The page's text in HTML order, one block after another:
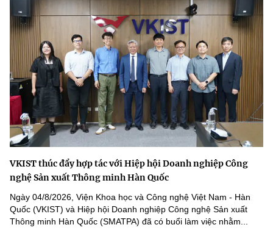
VKIST thúc đẩy hợp tác với Hiệp hội Doanh nghiệp Công
nghệ Sản xuất Thông minh Hàn Quốc
Ngày 04/8/2026, Viện Khoa học và Công nghệ Việt Nam - Hàn
Quốc (VKIST) và Hiệp hội Doanh nghiệp Công nghệ Sản xuất
Thông minh Hàn Quốc (SMATPA) đã có buổi làm việc nhằm...